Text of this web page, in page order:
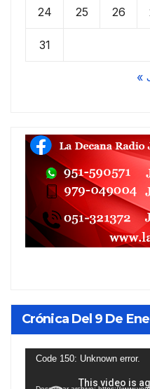
24 25 26
31
«
Crónica Del 9 De
Reproductor
Code 150: Unknown error.